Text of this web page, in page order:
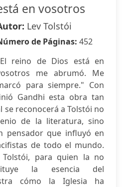
en vosotros
Lev Tolstói
de Páginas: 452
reino de Dios está en
me abrumó. Me
para siempre." Con
Gandhi esta obra tan
se reconocerá a Tolstói no
de la literatura, sino
pensador que influyó en
de todo el mundo.
para quien la no
la esencia del
cómo la Iglesia ha